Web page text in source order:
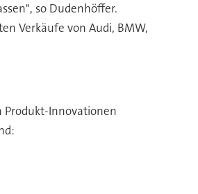
so Dudenhöffer.
Verkäufe von Audi, BMW,
Produkt-Innovationen